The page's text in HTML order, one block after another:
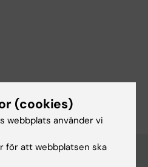
(cookies)
webbplats använder vi
för att webbplatsen ska